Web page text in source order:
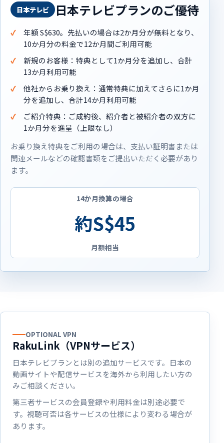
日本テレビ 日本テレビプランのご優待
年額 S$630。先払いの場合は2か月分が無料となり、
10か月分の料金で12か月間ご利用可能
新規のお客様：特典として1か月分を追加し、合計
13か月利用可能
他社からお乗り換え：通常特典に加えてさらに1か月
分を追加し、合計14か月利用可能
ご紹介特典：ご成約後、紹介者と被紹介者の双方に
1か月分を進呈（上限なし）
お乗り換え特典をご利用の場合は、支払い証明書または
関連メールなどの確認書類をご提出いただく必要があり
ます。
14か月換算の場合
約S$45
月額相当
OPTIONAL VPN
RakuLink（VPNサービス）
日本テレビプランとは別の追加サービスです。日本の
動画サイトや配信サービスを海外から利用したい方の
みご相談ください。
第三者サービスの会員登録や利用料金は別途必要で
す。視聴可否は各サービスの仕様により変わる場合が
あります。